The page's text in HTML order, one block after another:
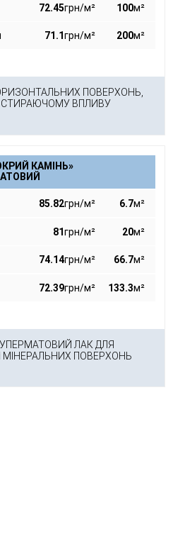
72.45грн/м² 100м²
71.1грн/м² 200м²
ПОВЕРХОНЬ,
СТИРАЮЧОМУ ВПЛИВУ
КАМІНЬ»
85.82грн/м² 6.7м²
81грн/м² 20м²
74.14грн/м² 66.7м²
72.39грн/м² 133.3м²
ЛАК ДЛЯ
ПОВЕРХОНЬ